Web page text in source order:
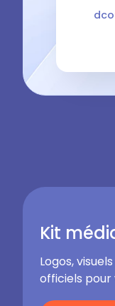
Kit
Logos,
officiels pour